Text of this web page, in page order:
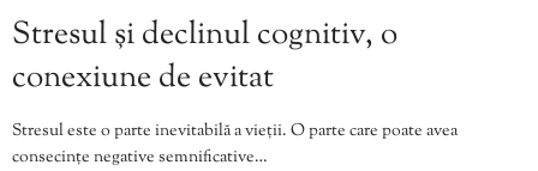
Stresul și declinul cognitiv, o
conexiune de evitat
Stresul este o parte inevitabilă a vieții. O parte care poate avea
consecințe negative semnificative…